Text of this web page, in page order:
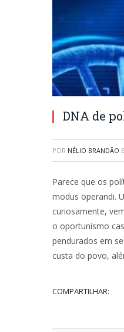
DNA de
POR NÉLIO BRANDÃO
Parece que os
modus operandi.
curiosamente,
o oportunismo
pendurados em
custa do povo,
COMPARTILHAR: